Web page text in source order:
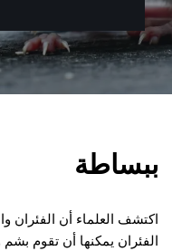
ببساطة
اكتشف العلماء أن
الفئران يمكنها أن تقوم